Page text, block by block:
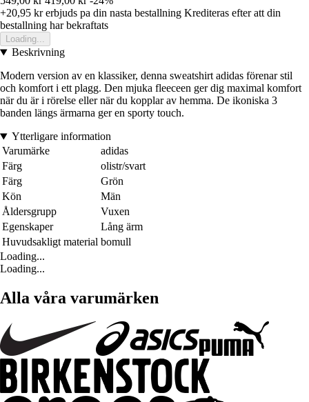
+20,95 krerbjuds pa din nasta bestallning Krediteras efter att din
bestallning har bekraftats
Loading...
Beskrivning
Modern version av en klassiker, denna sweatshirt adidas förenar stil
och komfort i ett plagg. Den mjuka fleeceen ger dig maximal komfort
när du är i rörelse eller när du kopplar av hemma. De ikoniska 3
banden längs ärmarna ger en sporty touch.
Ytterligare information
Varumärke
adidas
Färg
olistr/svart
Färg
Grön
Kön
Män
Åldersgrupp
Vuxen
Egenskaper
Lång ärm
Huvudsakligt material bomull
Loading...
Loading...
Alla våra varumärken